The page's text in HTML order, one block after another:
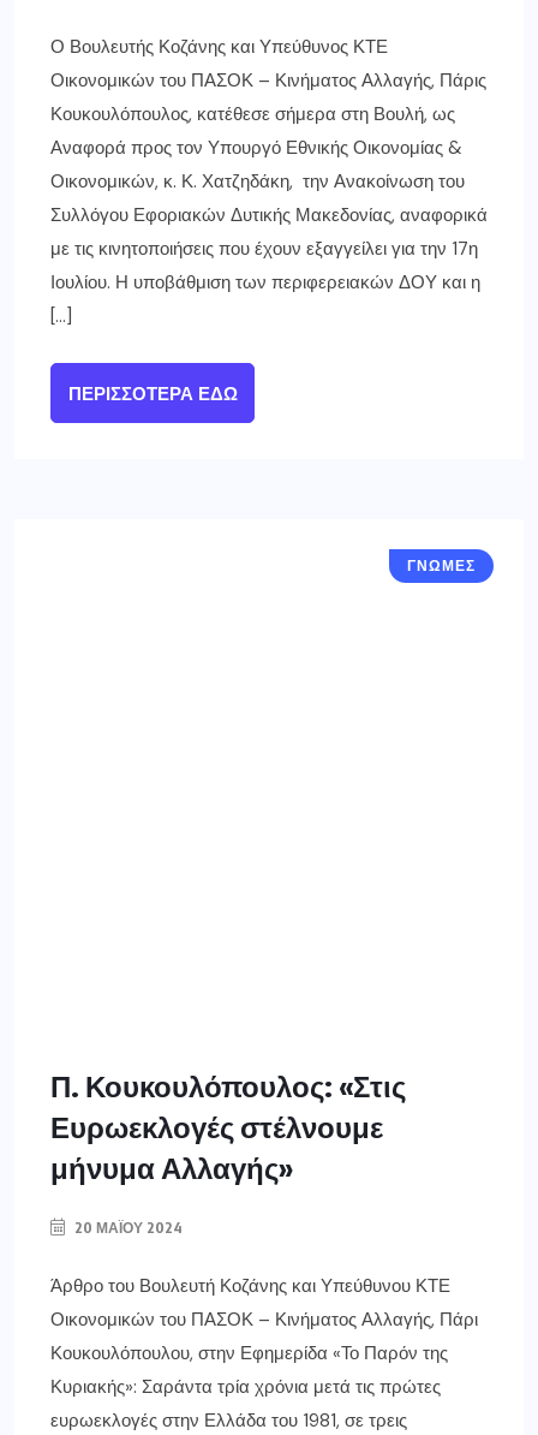
Ο Βουλευτής Κοζάνης και Υπεύθυνος ΚΤΕ
Οικονομικών του ΠΑΣΟΚ – Κινήματος Αλλαγής, Πάρις
Κουκουλόπουλος, κατέθεσε σήμερα στη Βουλή, ως
Αναφορά προς τον Υπουργό Εθνικής Οικονομίας &
Οικονομικών, κ. Κ. Χατζηδάκη, την Ανακοίνωση του
Συλλόγου Εφοριακών Δυτικής Μακεδονίας, αναφορικά
με τις κινητοποιήσεις που έχουν εξαγγείλει για την 17η
Ιουλίου. Η υποβάθμιση των περιφερειακών ΔΟΥ και η
[…]
ΠΕΡΙΣΣΌΤΕΡΑ ΕΔΏ
ΓΝΩΜΕΣ
Π. Κουκουλόπουλος: «Στις
Ευρωεκλογές στέλνουμε
μήνυμα Αλλαγής»
20 ΜΑΪ́ΟΥ 2024
Άρθρο του Βουλευτή Κοζάνης και Υπεύθυνου ΚΤΕ
Οικονομικών του ΠΑΣΟΚ – Κινήματος Αλλαγής, Πάρι
Κουκουλόπουλου, στην Εφημερίδα «Το Παρόν της
Κυριακής»: Σαράντα τρία χρόνια μετά τις πρώτες
ευρωεκλογές στην Ελλάδα του 1981, σε τρεις